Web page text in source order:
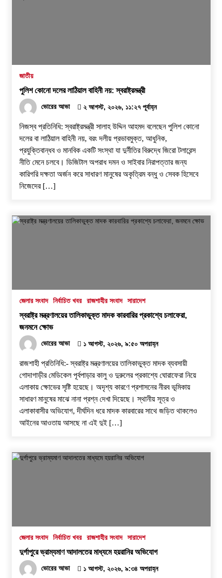
জাতীয়
পুলিশ কোনো দলের লাঠিয়াল বাহিনী নয়: স্বরাষ্ট্রমন্ত্রী
ভোরের আভা ২ আগস্ট, ২০২৬, ১১:২৭ পূর্বাহ্ন
নিজস্ব প্রতিনিধি: স্বরাষ্ট্রমন্ত্রী সালাহ উদ্দিন আহমদ বলেছেন পুলিশ কোনো
দলের বা লাঠিয়াল বাহিনী নয়, বরং দলীয় প্রভাবমুক্ত, আধুনিক,
প্রযুক্তিবান্ধব ও মানবিক একটি সংস্থা যা দুর্নীতির বিরুদ্ধে জিরো টলারেন্স
নীতি মেনে চলবে। ডিজিটাল অপরাধ দমন ও সাইবার নিরাপত্তার জন্য
কারিগরি দক্ষতা অর্জন করে সাধারণ মানুষের অকৃত্রিম বন্ধু ও সেবক হিসেবে
নিজেদের […]
জেলার সংবাদ নির্বাচিত খবর রাজশাহীর সংবাদ সারাদেশ
স্বরাষ্ট্র মন্ত্রণালয়ের তালিকাভুক্ত মাদক কারবারির প্রকাশ্যে চলাফেরা,
জনমনে ক্ষোভ
ভোরের আভা ১ আগস্ট, ২০২৬, ৯:৫০ অপরাহ্ন
রাজশাহী প্রতিনিধি:- স্বরাষ্ট্র মন্ত্রণালয়ের তালিকাভুক্ত মাদক ব্যবসায়ী
গোদাগাড়ীর মেডিকেল পূর্বপাড়ার কালু ও দুরুলের প্রকাশ্যে ঘোরাফেরা নিয়ে
এলাকায় ক্ষোভের সৃষ্টি হয়েছে। অদৃশ্য কারণে প্রশাসনের নীরব ভূমিকায়
সাধারণ মানুষের মাঝে নানা প্রশ্ন দেখা দিয়েছে। স্থানীয় সূত্র ও
এলাকাবাসীর অভিযোগ, দীর্ঘদিন ধরে মাদক কারবারের সাথে জড়িত থাকলেও
আইনের আওতায় আসছে না এই দুই […]
জেলার সংবাদ নির্বাচিত খবর রাজশাহীর সংবাদ সারাদেশ
দুর্গাপুরে ভ্রাম্যমাণ আদালতের মাধ্যমে হয়রানির অভিযোগ
ভোরের আভা ১ আগস্ট, ২০২৬, ৯:৩৪ অপরাহ্ন